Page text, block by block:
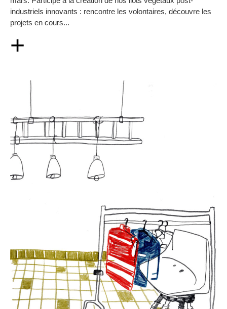
industriels innovants : rencontre les volontaires, découvre les
projets en cours...
+